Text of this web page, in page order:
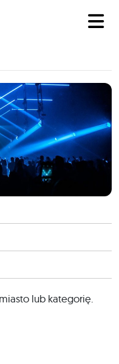
lub kategorię.